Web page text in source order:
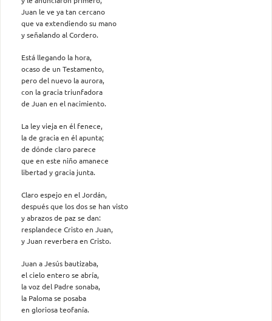
Juan le ve ya tan cercano
que va extendiendo su mano
y señalando al Cordero.
Está llegando la hora,
ocaso de un Testamento,
pero del nuevo la aurora,
con la gracia triunfadora
de Juan en el nacimiento.
La ley vieja en él fenece,
la de gracia en él apunta;
de dónde claro parece
que en este niño amanece
libertad y gracia junta.
Claro espejo en el Jordán,
después que los dos se han visto
y abrazos de paz se dan:
resplandece Cristo en Juan,
y Juan reverbera en Cristo.
Juan a Jesús bautizaba,
el cielo entero se abría,
la voz del Padre sonaba,
la Paloma se posaba
en gloriosa teofanía.